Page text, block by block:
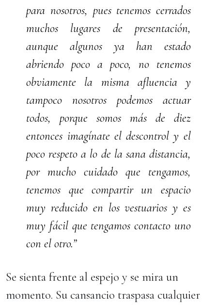
para nosotros, pues tenemos cerrados
muchos lugares de presentación,
aunque algunos ya han estado
abriendo poco a poco, no tenemos
obviamente la misma afluencia y
tampoco nosotros podemos actuar
todos, porque somos más de diez
entonces imagínate el descontrol y el
poco respeto a lo de la sana distancia,
por mucho cuidado que tengamos,
tenemos que compartir un espacio
muy reducido en los vestuarios y es
muy fácil que tengamos contacto uno
con el otro.”
Se sienta frente al espejo y se mira un
momento. Su cansancio traspasa cualquier